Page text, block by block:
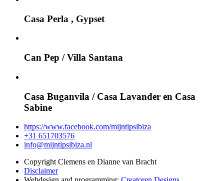
Casa Perla , Gypset
Can Pep / Villa Santana
Casa Buganvila / Casa Lavander en Casa
Sabine
https://www.facebook.com/mijntipsibiza
+31 651703576
info@mijntipsibiza.nl
Copyright Clemens en Dianne van Bracht
Disclaimer